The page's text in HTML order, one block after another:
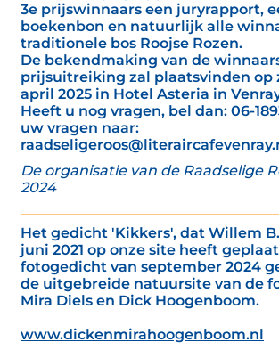
3e prijswinnaars een juryrapport,
boekenbon en natuurlijk alle
traditionele bos Roojse Rozen.
De bekendmaking van de
prijsuitreiking zal plaatsvinden op
april 2025 in Hotel Asteria in
Heeft u nog vragen, bel dan: 06-
uw vragen naar:
De organisatie van de Raadselige
2024
Het gedicht 'Kikkers', dat Willem
juni 2021 op onze site heeft
fotogedicht van september 2024
de uitgebreide natuursite van de
Mira Diels en Dick Hoogenboom.
www.dickenmirahoogenboom.nl